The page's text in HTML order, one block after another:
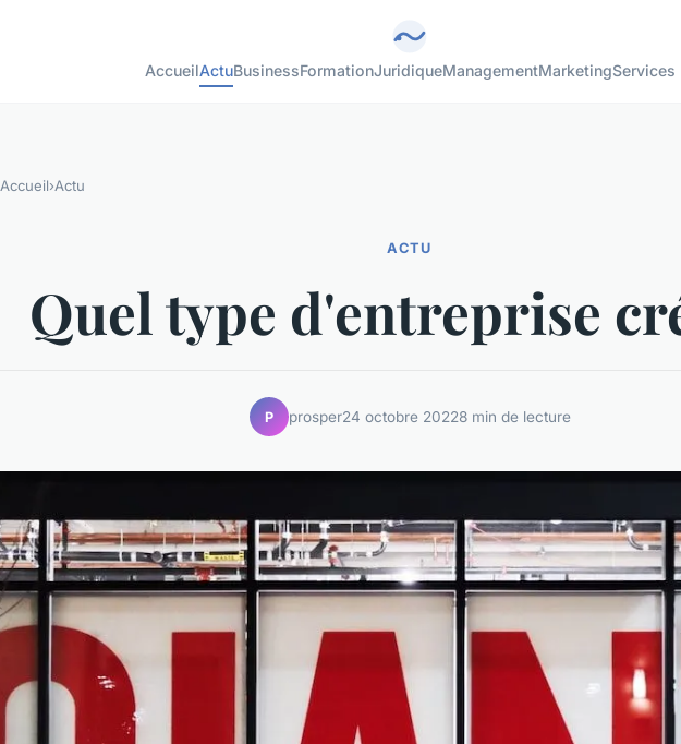
AccueilActuBusinessFormationJuridiqueManagementMarketingServices
Accueil›Actu
ACTU
Quel type d'entreprise
P prosper24 octobre 20228 min de lecture